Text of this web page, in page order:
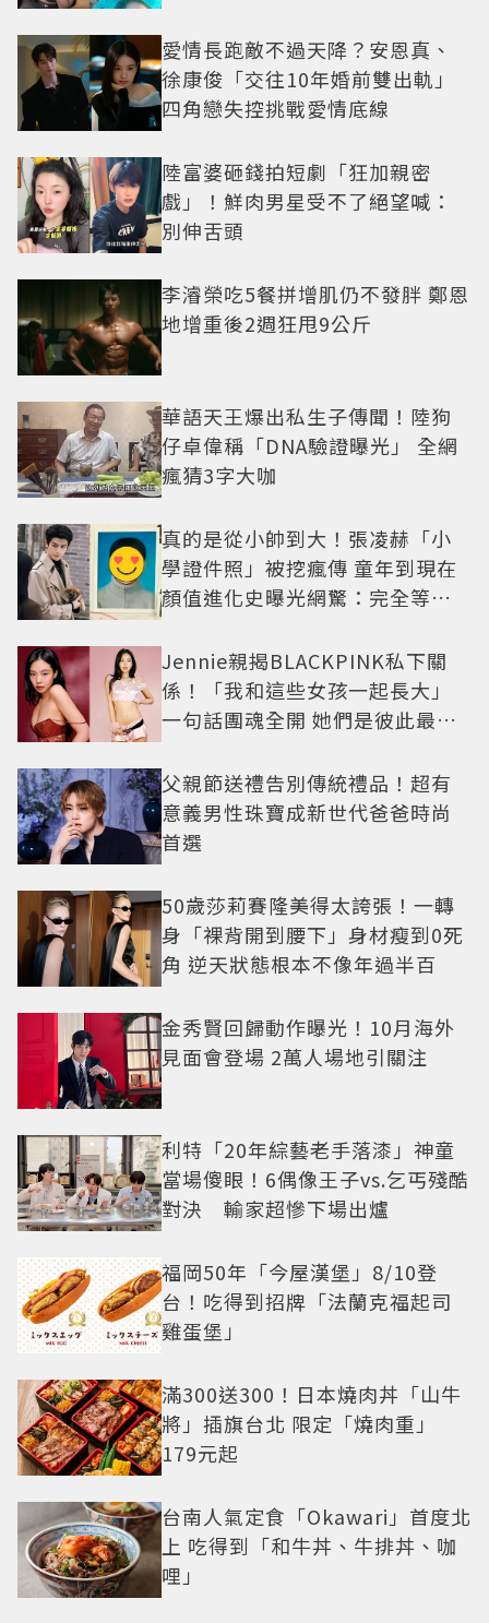
愛情長跑敵不過天降？安恩真、
徐康俊「交往10年婚前雙出軌」
四角戀失控挑戰愛情底線
陸富婆砸錢拍短劇「狂加親密
戲」！鮮肉男星受不了絕望喊：
別伸舌頭
李濬榮吃5餐拼增肌仍不發胖 鄭恩
地增重後2週狂甩9公斤
華語天王爆出私生子傳聞！陸狗
仔卓偉稱「DNA驗證曝光」 全網
瘋猜3字大咖
真的是從小帥到大！張凌赫「小
學證件照」被挖瘋傳 童年到現在
顏值進化史曝光網驚：完全等比
Jennie親揭BLACKPINK私下關
係！「我和這些女孩一起長大」
一句話團魂全開 她們是彼此最強
父親節送禮告別傳統禮品！超有
意義男性珠寶成新世代爸爸時尚
首選
50歲莎莉賽隆美得太誇張！一轉
身「裸背開到腰下」身材瘦到0死
角 逆天狀態根本不像年過半百
金秀賢回歸動作曝光！10月海外
見面會登場 2萬人場地引關注
利特「20年綜藝老手落漆」神童
當場傻眼！6偶像王子vs.乞丐殘酷
對決 輸家超慘下場出爐
福岡50年「今屋漢堡」8/10登
台！吃得到招牌「法蘭克福起司
雞蛋堡」
滿300送300！日本燒肉丼「山牛
將」插旗台北 限定「燒肉重」
179元起
台南人氣定食「Okawari」首度北
上 吃得到「和牛丼、牛排丼、咖
哩」